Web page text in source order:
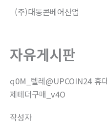
(주)대동콘베어산업
자유게시판
q0M_텔레@UPCOIN24 휴
제테더구매_v4O
작성자